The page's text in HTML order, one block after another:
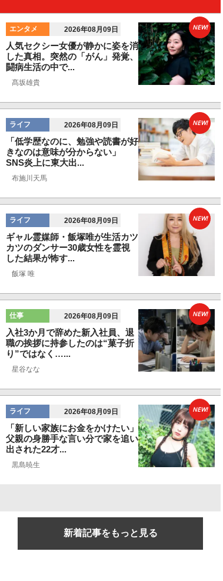
エンタメ 2026年08月09日
人気セクシー女優が静かに姿を消
した真相。突然の「がん」発覚、
闘病生活の中で...
髙坂雄貴
NEW!
ライフ 2026年08月09日
「低学歴なのに、勉強や読書が好
きなのは意味が分からない」
SNS炎上に東大出...
布施川天馬
NEW!
ライフ 2026年08月09日
ギャル霊媒師・飯塚唯が生活カツ
カツのダンサー30歳女性を霊視
した結果が怖す...
飯塚 唯
NEW!
仕事 2026年08月09日
入社3か月で辞めた新入社員、退
職の挨拶に持参したのは“菓子折
り”ではなく…...
星谷なな
NEW!
ライフ 2026年08月09日
「新しい家族にお金をかけたい」
父親の身勝手な言い分で家を追い
出された22才...
黒島暁生
NEW!
新着記事をもっと見る